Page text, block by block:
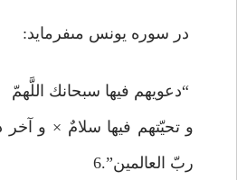
در سوره يونس مى‏فرمايد:
“دعويهم فيها سبحانك اللَّهمّ
و تحيّتهم فيها سلامٌ × و آخر
ربّ العالمين”.6